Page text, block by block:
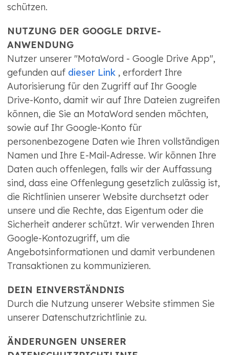
schützen.
NUTZUNG DER GOOGLE DRIVE-
ANWENDUNG
Nutzer unserer "MotaWord - Google Drive App",
gefunden auf dieser Link , erfordert Ihre
Autorisierung für den Zugriff auf Ihr Google
Drive-Konto, damit wir auf Ihre Dateien zugreifen
können, die Sie an MotaWord senden möchten,
sowie auf Ihr Google-Konto für
personenbezogene Daten wie Ihren vollständigen
Namen und Ihre E-Mail-Adresse. Wir können Ihre
Daten auch offenlegen, falls wir der Auffassung
sind, dass eine Offenlegung gesetzlich zulässig ist,
die Richtlinien unserer Website durchsetzt oder
unsere und die Rechte, das Eigentum oder die
Sicherheit anderer schützt. Wir verwenden Ihren
Google-Kontozugriff, um die
Angebotsinformationen und damit verbundenen
Transaktionen zu kommunizieren.
DEIN EINVERSTÄNDNIS
Durch die Nutzung unserer Website stimmen Sie
unserer Datenschutzrichtlinie zu.
ÄNDERUNGEN UNSERER